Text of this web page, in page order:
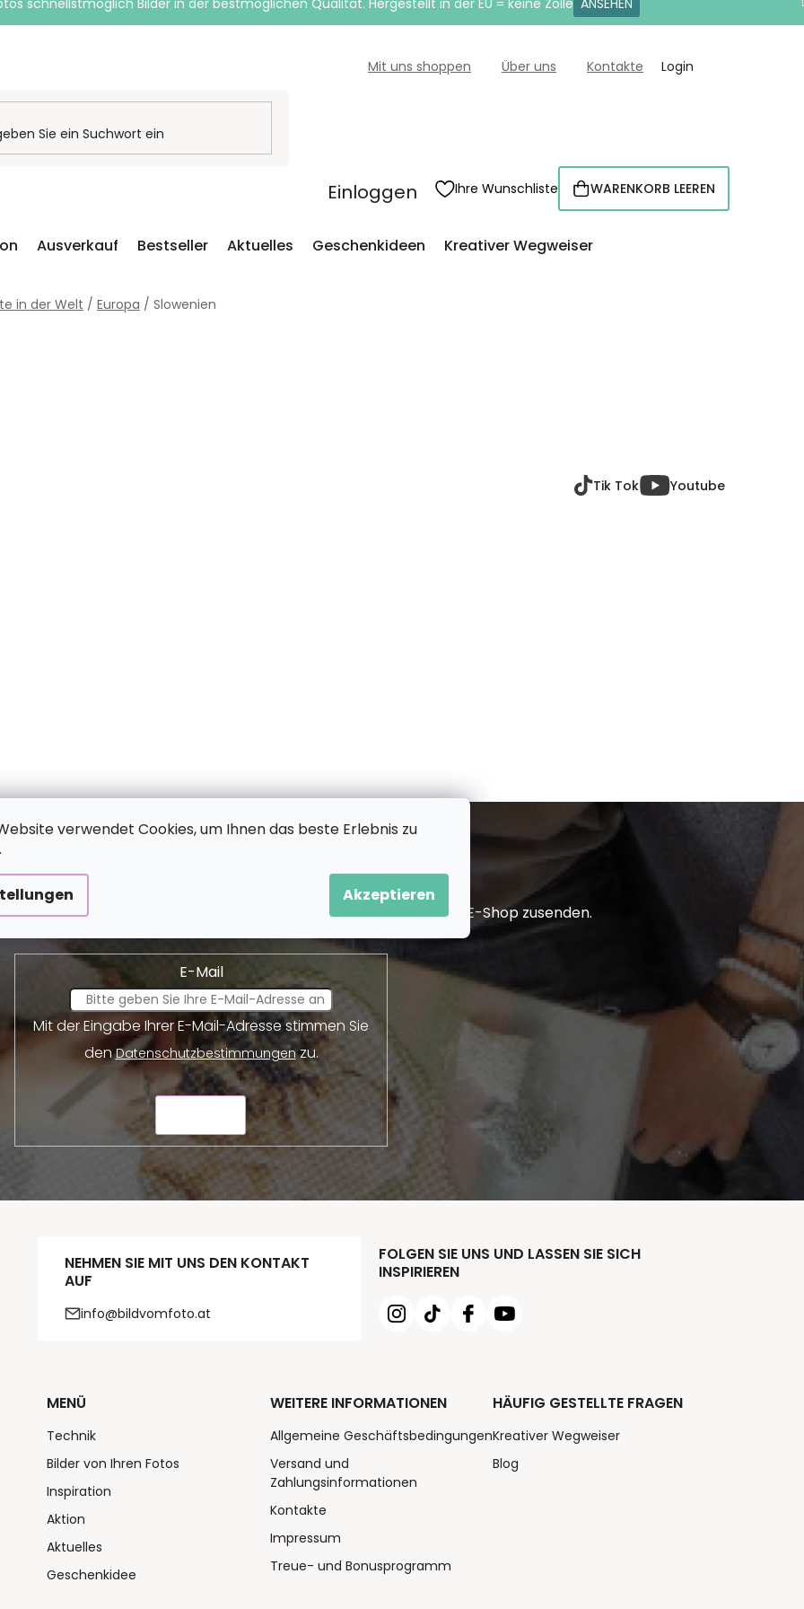
verwendet Cookies, um Ihnen das beste Erlebnis zu
Akzeptieren
schnellstmöglich Bilder in der bestmöglichen Qualität. Hergestellt in der EU = keine Zölle ANSEHEN
Mit uns shoppen Über uns Kontakte Login
Einloggen Ihre Wunschliste WARENKORB
WARENKORB LEEREN
Ausverkauf Bestseller Aktuelles Geschenkideen Kreativer Wegweiser
in der Welt / Europa / Slowenien
Tik Tok Youtube
wir werden Ihnen Informationen über neue Produkte in unserem E-Shop zusenden.
E-Mail
Mit der Eingabe Ihrer E-Mail-Adresse stimmen Sie
denDatenschutzbestimmungenzu.
NEHMEN SIE MIT UNS DEN KONTAKT
AUF
info@bildvomfoto.at
FOLGEN SIE UNS UND LASSEN SIE SICH
INSPIRIEREN
MENÜ
Technik
Bilder von Ihren Fotos
Inspiration
Aktion
Aktuelles
Geschenkidee
WEITERE INFORMATIONEN
Allgemeine Geschäftsbedingungen
Versand und
Zahlungsinformationen
Kontakte
Impressum
Treue- und Bonusprogramm
HÄUFIG GESTELLTE FRAGEN
Kreativer Wegweiser
Blog